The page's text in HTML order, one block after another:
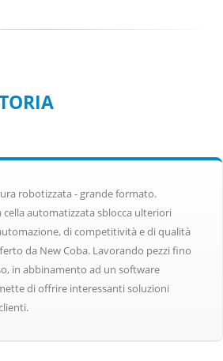
robotizzata - grande formato.
cella automatizzata sblocca ulteriori
di competitività e di qualità
da New Coba. Lavorando pezzi fino
in abbinamento ad un software
di offrire interessanti soluzioni